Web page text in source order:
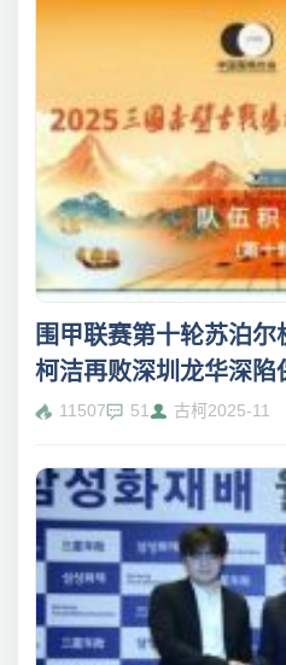
围甲联赛第十轮苏泊尔
柯洁再败深圳龙华深陷
11507 51 古柯2025-11